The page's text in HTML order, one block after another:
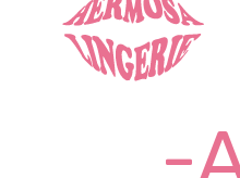
Angel Aura Cape-